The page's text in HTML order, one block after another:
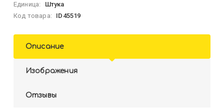
Единица:
Штука
Код товара:
ID45519
Описание
Изображения
Отзывы